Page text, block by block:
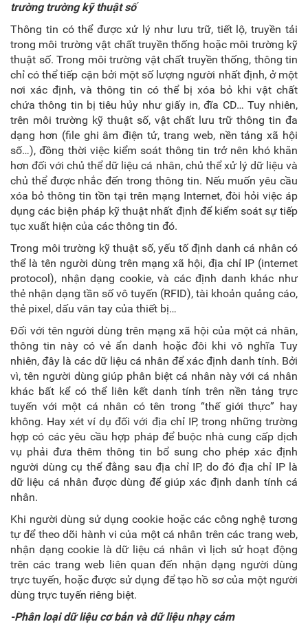
trường trường kỹ thuật số
Thông tin có thể được xử lý như lưu trữ, tiết lộ, truyền tải
trong môi trường vật chất truyền thống hoặc môi trường kỹ
thuật số. Trong môi trường vật chất truyền thống, thông tin
chỉ có thể tiếp cận bởi một số lượng người nhất định, ở một
nơi xác định, và thông tin có thể bị xóa bỏ khi vật chất
chứa thông tin bị tiêu hủy như giấy in, đĩa CD… Tuy nhiên,
trên môi trường kỹ thuật số, vật chất lưu trữ thông tin đa
dạng hơn (file ghi âm điện tử, trang web, nền tảng xã hội
số…), đồng thời việc kiểm soát thông tin trở nên khó khăn
hơn đối với chủ thể dữ liệu cá nhân, chủ thể xử lý dữ liệu và
chủ thể được nhắc đến trong thông tin. Nếu muốn yêu cầu
xóa bỏ thông tin tồn tại trên mạng Internet, đòi hỏi việc áp
dụng các biện pháp kỹ thuật nhất định để kiểm soát sự tiếp
tục xuất hiện của các thông tin đó.
Trong môi trường kỹ thuật số, yếu tố định danh cá nhân có
thể là tên người dùng trên mạng xã hội, địa chỉ IP (internet
protocol), nhận dạng cookie, và các định danh khác như
thẻ nhận dạng tần số vô tuyến (RFID), tài khoản quảng cáo,
thẻ pixel, dấu vân tay của thiết bị…
Đối với tên người dùng trên mạng xã hội của một cá nhân,
thông tin này có vẻ ẩn danh hoặc đôi khi vô nghĩa Tuy
nhiên, đây là các dữ liệu cá nhân để xác định danh tính. Bởi
vì, tên người dùng giúp phân biệt cá nhân này với cá nhân
khác bất kể có thể liên kết danh tính trên nền tảng trực
tuyến với một cá nhân có tên trong “thế giới thực” hay
không. Hay xét ví dụ đối với địa chỉ IP, trong những trường
hợp có các yêu cầu hợp pháp để buộc nhà cung cấp dịch
vụ phải đưa thêm thông tin bổ sung cho phép xác định
người dùng cụ thể đằng sau địa chỉ IP, do đó địa chỉ IP là
dữ liệu cá nhân được dùng để giúp xác định danh tính cá
nhân.
Khi người dùng sử dụng cookie hoặc các công nghệ tương
tự để theo dõi hành vi của một cá nhân trên các trang web,
nhận dạng cookie là dữ liệu cá nhân vì lịch sử hoạt động
trên các trang web liên quan đến nhận dạng người dùng
trực tuyến, hoặc được sử dụng để tạo hồ sơ của một người
dùng trực tuyến riêng biệt.
-Phân loại dữ liệu cơ bản và dữ liệu nhạy cảm